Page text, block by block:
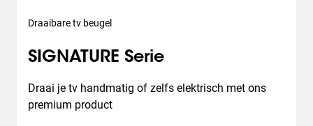
Draaibare tv beugel
SIGNATURE Serie
Draai je tv handmatig of zelfs elektrisch met ons
premium product